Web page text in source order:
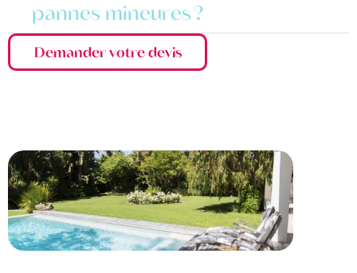
pannes mineures ?
Demander votre devis